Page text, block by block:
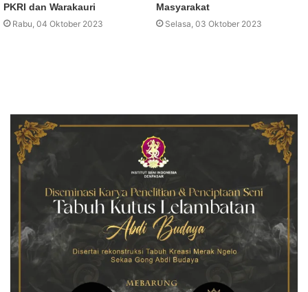
PKRI dan Warakauri
Rabu, 04 Oktober 2023
Masyarakat
Selasa, 03 Oktober 2023